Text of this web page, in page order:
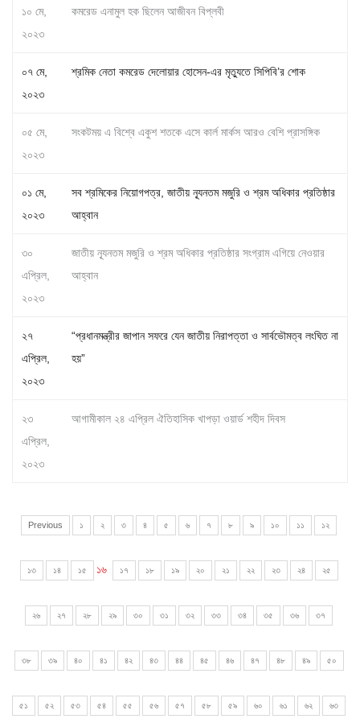
১০ মে,
২০২৩
কমরেড এনামুল হক ছিলেন আজীবন বিপ্লবী
০৭ মে,
২০২৩
শ্রমিক নেতা কমরেড দেলোয়ার হোসেন-এর মৃত্যুতে সিপিবি’র শোক
০৫ মে,
২০২৩
সংকটময় এ বিশ্বে একুশ শতকে এসে কার্ল মার্কস আরও বেশি প্রাসঙ্গিক
০১ মে,
২০২৩
সব শ্রমিকের নিয়োগপত্র, জাতীয় ন্যূনতম মজুরি ও শ্রম অধিকার প্রতিষ্ঠার
আহ্বান
৩০
এপ্রিল,
২০২৩
জাতীয় ন্যূনতম মজুরি ও শ্রম অধিকার প্রতিষ্ঠার সংগ্রাম এগিয়ে নেওয়ার
আহ্বান
২৭
এপ্রিল,
২০২৩
“প্রধানমন্ত্রীর জাপান সফরে যেন জাতীয় নিরাপত্তা ও সার্বভৌমত্ব লংঘিত না
হয়”
২৩
এপ্রিল,
২০২৩
আগামীকাল ২৪ এপ্রিল ঐতিহাসিক খাপড়া ওয়ার্ড শহীদ দিবস
Previous ১ ২ ৩ ৪ ৫ ৬ ৭ ৮ ৯ ১০ ১১ ১২
১৩ ১৪ ১৫ ১৬ ১৭ ১৮ ১৯ ২০ ২১ ২২ ২৩ ২৪ ২৫
২৬ ২৭ ২৮ ২৯ ৩০ ৩১ ৩২ ৩৩ ৩৪ ৩৫ ৩৬ ৩৭
৩৮ ৩৯ ৪০ ৪১ ৪২ ৪৩ ৪৪ ৪৫ ৪৬ ৪৭ ৪৮ ৪৯ ৫০
৫১ ৫২ ৫৩ ৫৪ ৫৫ ৫৬ ৫৭ ৫৮ ৫৯ ৬০ ৬১ ৬২ ৬৩